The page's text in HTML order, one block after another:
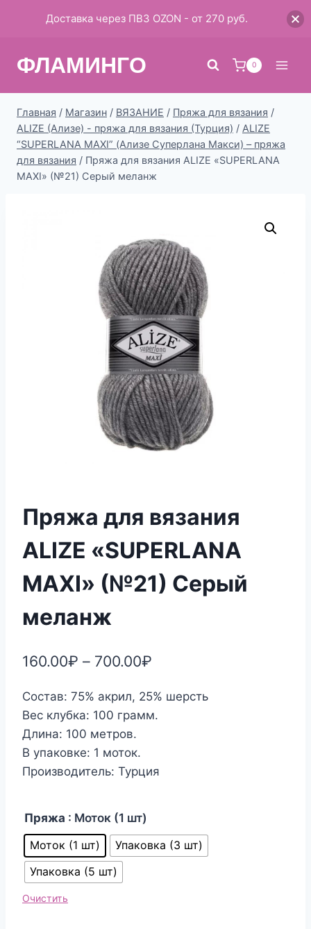
ФЛАМИНГО 0
Главная / Магазин / ВЯЗАНИЕ / Пряжа для вязания /
ALIZE (Ализе) - пряжа для вязания (Турция) / ALIZE
“SUPERLANA MAXI” (Ализе Суперлана Макси) – пряжа
для вязания / Пряжа для вязания ALIZE «SUPERLANA
MAXI» (№21) Серый меланж
Пряжа для вязания
ALIZE «SUPERLANA
MAXI» (№21) Серый
меланж
160.00₽ – 700.00₽
Состав: 75% акрил, 25% шерсть
Вес клубка: 100 грамм.
Длина: 100 метров.
В упаковке: 1 моток.
Производитель: Турция
Пряжа : Моток (1 шт)
Моток (1 шт)
Упаковка (3 шт)
Упаковка (5 шт)
Очистить
Доставка через ПВЗ OZON - от 270 руб.